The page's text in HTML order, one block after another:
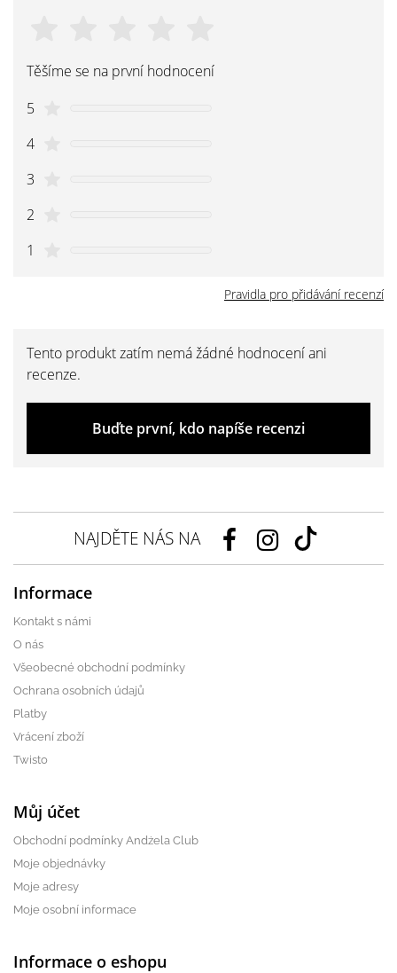
Těšíme se na první hodnocení
5
4
3
2
1
Pravidla pro přidávání recenzí
Tento produkt zatím nemá žádné hodnocení ani
recenze.
Buďte první, kdo napíše recenzi
NAJDĚTE NÁS NA
Informace
Kontakt s námi
O nás
Všeobecné obchodní podmínky
Ochrana osobních údajů
Platby
Vrácení zboží
Twisto
Můj účet
Obchodní podmínky Andżela Club
Moje objednávky
Moje adresy
Moje osobní informace
Informace o eshopu